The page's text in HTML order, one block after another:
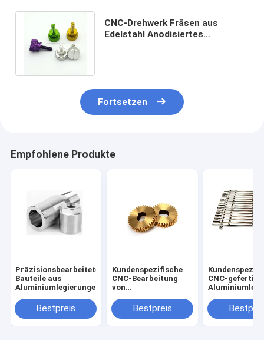
CNC-Drehwerk Fräsen aus
Edelstahl Anodisiertes
Fortsetzen
Empfohlene Produkte
Präzisionsbearbeitete
Bauteile aus
Aluminiumlegierungen
Bestpreis
Kundenspezifische
CNC-Bearbeitung
von
mit 0,02 mm
Toleranz
Bestpreis
CNC-
Toleranz